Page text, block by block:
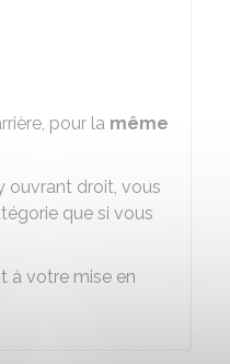
pour la même
ouvrant droit, vous
que si vous
à votre mise en